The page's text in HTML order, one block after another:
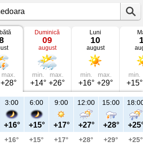
max.
+28°
Duminică
09
august
min.
+14°
max.
+26°
Luni
10
august
min.
+16°
max.
+29°
min.
+15°
3:00
+16°
+16°
6:00
+15°
+15°
9:00
+17°
+17°
12:00
+27°
+28°
15:00
+28°
+29° +25°